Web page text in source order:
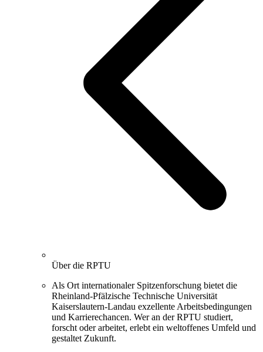
Über die RPTU
Als Ort internationaler Spitzenforschung bietet die
Rheinland-Pfälzische Technische Universität
Kaiserslautern-Landau exzellente Arbeitsbedingungen
und Karrierechancen. Wer an der RPTU studiert,
forscht oder arbeitet, erlebt ein weltoffenes Umfeld und
gestaltet Zukunft.